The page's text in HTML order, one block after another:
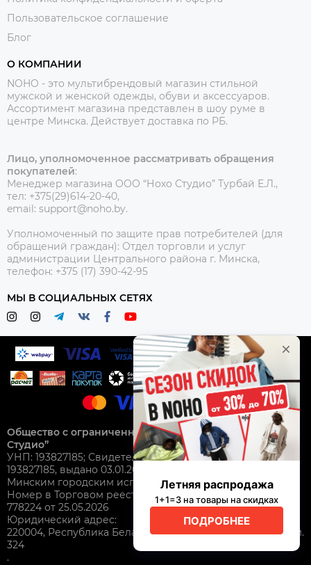
Пользовательское соглашение
Блог
О КОМПАНИИ
NOHO - это мультибрендовый магазин стильной
мужской и женской одежды, обуви и аксессуаров.
Ассортимент магазина представлен в шоу руме в
центре Минска. Действует доставка по РБ.
Лицо, уполномоченное рассматривать обращения
покупателей:
Менеджер магазина ООО “Нохо Студио” Турбай Е.Л.,
тел: +375(29)614-20-40,
email: support@noho.by.
Уполномоченный по защите прав потребителей (для
обращений граждан): Отдел торговли и услуг
администрации Центрального района г. Минска,
телефон: +375 (17) 390-42-95
МЫ В СОЦИАЛЬНЫХ СЕТЯХ
Общество с ограниченной ответственностью “Нохо
Студио”
УНП: 193827185; Свидетельство о гос. регистрации №
193827185, выдано 03.01.2025
Минским городским исполнительным комитетом.
Номер в Торговом реестре Республики Беларусь: №
778224 от 25.05.2026
Юридический адрес:
220004, Республика Беларусь, г. Минск, ул. Немига 3, пом.
324
.